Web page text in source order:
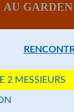
AU
2 MESSIEURS